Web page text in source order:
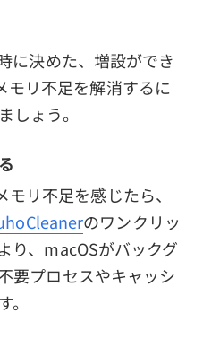
に決めた、増設ができ
モリ不足を解消するに
しょう。
リ不足を感じたら、
のワンクリッ
り、macOSがバックグ
要プロセスやキャッシ